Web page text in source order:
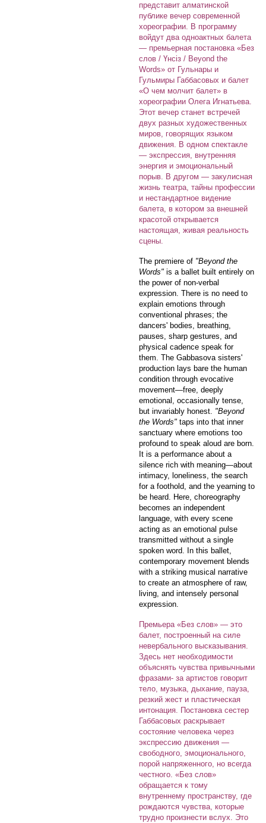
представит алматинской
публике вечер современной
хореографии. В программу
войдут два одноактных балета
— премьерная постановка «Без
слов / Үнсіз / Beyond the
Words» от Гульнары и
Гульмиры Габбасовых и балет
«О чем молчит балет» в
хореографии Олега Игнатьева.
Этот вечер станет встречей
двух разных художественных
миров, говорящих языком
движения. В одном спектакле
— экспрессия, внутренняя
энергия и эмоциональный
порыв. В другом — закулисная
жизнь театра, тайны профессии
и нестандартное видение
балета, в котором за внешней
красотой открывается
настоящая, живая реальность
сцены.
The premiere of "Beyond the
Words" is a ballet built entirely on
the power of non-verbal
expression. There is no need to
explain emotions through
conventional phrases; the
dancers' bodies, breathing,
pauses, sharp gestures, and
physical cadence speak for
them. The Gabbasova sisters'
production lays bare the human
condition through evocative
movement—free, deeply
emotional, occasionally tense,
but invariably honest. "Beyond
the Words" taps into that inner
sanctuary where emotions too
profound to speak aloud are born.
It is a performance about a
silence rich with meaning—about
intimacy, loneliness, the search
for a foothold, and the yearning to
be heard. Here, choreography
becomes an independent
language, with every scene
acting as an emotional pulse
transmitted without a single
spoken word. In this ballet,
contemporary movement blends
with a striking musical narrative
to create an atmosphere of raw,
living, and intensely personal
expression.
Премьера «Без слов» — это
балет, построенный на силе
невербального высказывания.
Здесь нет необходимости
объяснять чувства привычными
фразами- за артистов говорит
тело, музыка, дыхание, пауза,
резкий жест и пластическая
интонация. Постановка сестер
Габбасовых раскрывает
состояние человека через
экспрессию движения —
свободного, эмоционального,
порой напряженного, но всегда
честного. «Без слов»
обращается к тому
внутреннему пространству, где
рождаются чувства, которые
трудно произнести вслух. Это